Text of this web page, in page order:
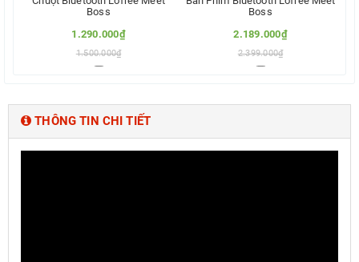
Boss
1.290.000₫
1.500.000₫
Boss
2.189.000₫
2.399.000₫
THÔNG TIN CHI TIẾT